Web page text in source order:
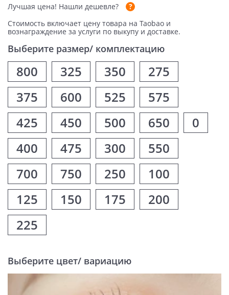
Лучшая цена! Нашли дешевле?
Стоимость включает цену товара на Taobao и
вознаграждение за услуги по выкупу и доставке.
Выберите размер/ комплектацию
800 325 350
275
375
600 525
575
425
450 500 650
0
400
475 300
550
700
750 250
100
125
150 175
200
225
Выберите цвет/ вариацию